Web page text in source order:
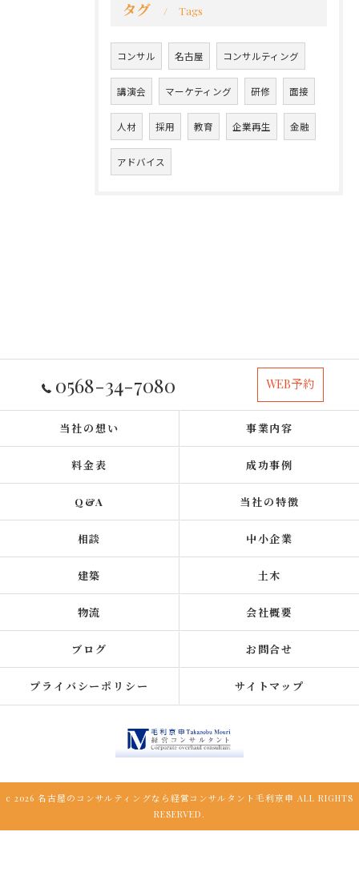
タグ Tags
コンサル 名古屋 コンサルティング
講演会 マーケティング 研修 面接
人材 採用 教育 企業再生 金融
アドバイス
0568-34-7080 WEB予約
当社の想い 事業内容
料金表 成功事例
Q&A 当社の特徴
相談 中小企業
建築 土木
物流 会社概要
ブログ お問合せ
プライバシーポリシー サイトマップ
c 2026 名古屋のコンサルティングなら経営コンサルタント毛利京申 ALL RIGHTS
RESERVED.